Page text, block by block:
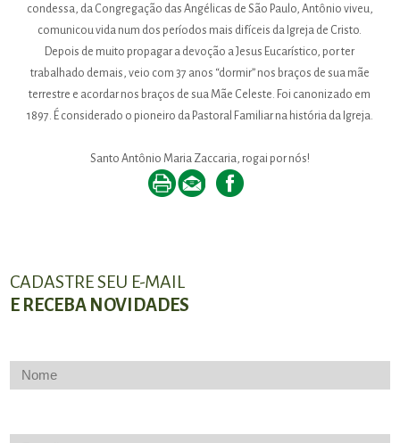
condessa, da Congregação das Angélicas de São Paulo, Antônio viveu,
comunicou vida num dos períodos mais difíceis da Igreja de Cristo.
Depois de muito propagar a devoção a Jesus Eucarístico, por ter
trabalhado demais, veio com 37 anos “dormir” nos braços de sua mãe
terrestre e acordar nos braços de sua Mãe Celeste. Foi canonizado em
1897. É considerado o pioneiro da Pastoral Familiar na história da Igreja.
Santo Antônio Maria Zaccaria, rogai por nós!
CADASTRE SEU E-MAIL
E RECEBA NOVIDADES